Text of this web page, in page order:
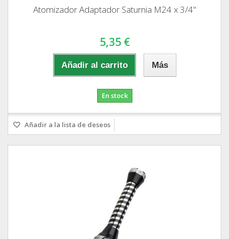
Atomizador Adaptador Saturnia M24 x 3/4"
5,35 €
Añadir al carrito Más
En stock
Añadir a la lista de deseos